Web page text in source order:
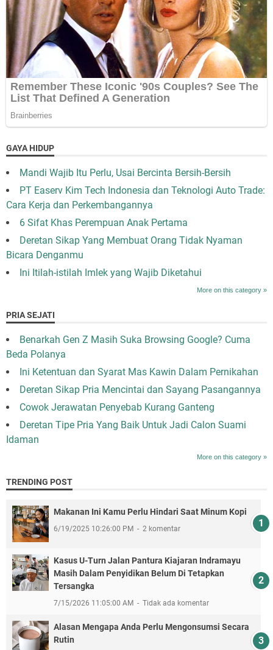
GAYA HIDUP
Mandi Wajib Itu Perlu, Usai Bercinta Bersih-Bersih
PT Easerv Kim Tech Indonesia dan Teknologi Auto Trade:
Cara Kerja dan Perkembangannya
6 Sifat Khas Perempuan Anak Pertama
Deretan Sikap Yang Membuat Orang Tidak Nyaman
Bicara Denganmu
Ini Itilah-istilah Imlek yang Wajib Diketahui
More on this category »
PRIA SEJATI
Benarkah Gen Z Masih Suka Browsing Google? Cuma
Beda Polanya
Ini Ketentuan dan Syarat Mas Kawin Dalam Pernikahan
Deretan Sikap Pria Mencintai dan Sayang Pasangannya
Cowok Jerawatan Penyebab Kurang Ganteng
Deretan Tipe Pria Yang Baik Untuk Jadi Calon Suami
Idaman
More on this category »
TRENDING POST
Makanan Ini Kamu Perlu Hindari Saat Minum Kopi
6/19/2025 10:26:00 PM 2 komentar
Kasus U-Turn Jalan Pantura Kiajaran Indramayu
Masih Dalam Penyidikan Belum Di Tetapkan
Tersangka
7/15/2026 11:05:00 AM Tidak ada komentar
Alasan Mengapa Anda Perlu Mengonsumsi Secara
Rutin